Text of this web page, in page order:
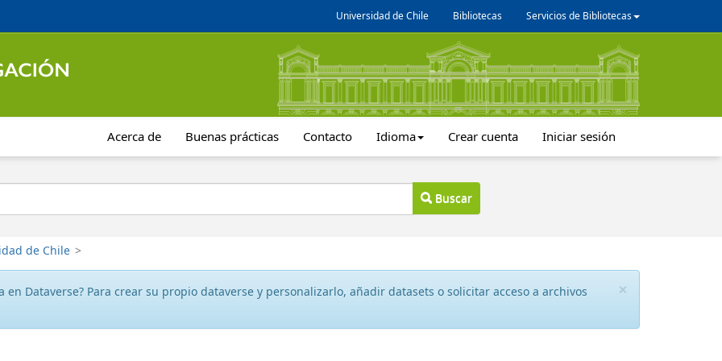
Universidad de Chile Bibliotecas Servicios de Bibliotecas
Acerca de Buenas prácticas Contacto Idioma Crear cuenta Iniciar sesión
Buscar
de Chile >
×
en Dataverse? Para crear su propio dataverse y personalizarlo, añadir datasets o solicitar acceso a archivos